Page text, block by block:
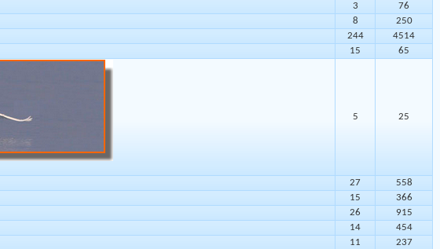
3
76
8
250
244
4514
15 65
5 25
27
558
15
366
26
915
14
454
11
237